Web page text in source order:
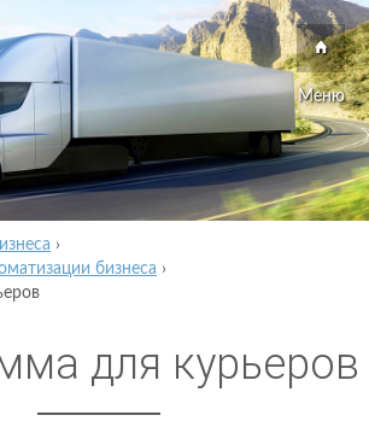
Меню
›
бизнеса ›
для курьеров